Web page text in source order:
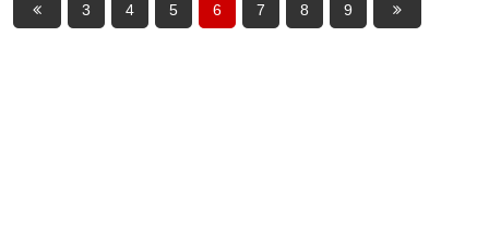
3 4 5 6 7 8 9